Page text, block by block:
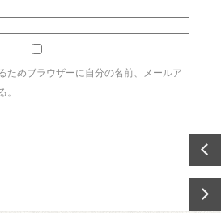
ためブラウザーに自分の名前、メールア